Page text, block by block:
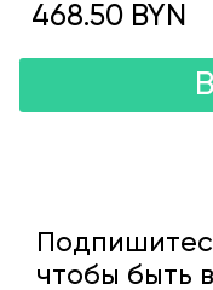
468.50 BYN
чтобы быть